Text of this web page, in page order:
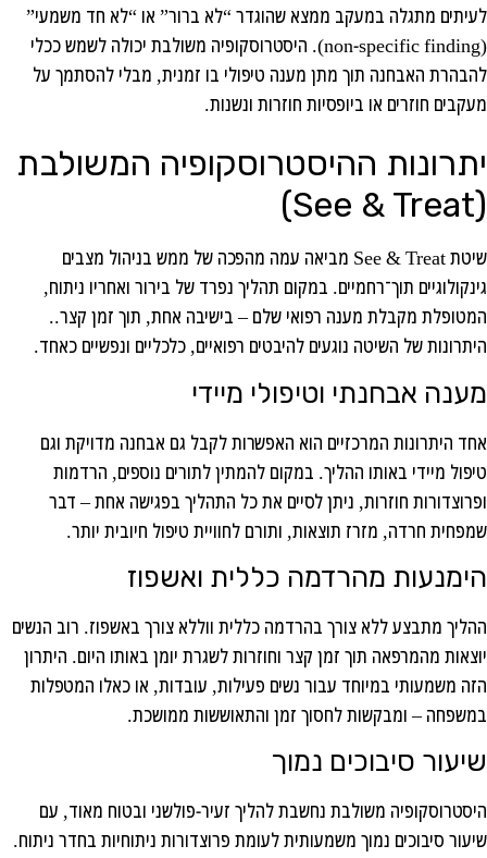
לעיתים מתגלה במעקב ממצא שהוגדר “לא ברור” או “לא חד משמעי”
(non-specific finding). היסטרוסקופיה משולבת יכולה לשמש ככלי
להבהרת האבחנה תוך מתן מענה טיפולי בו זמנית, מבלי להסתמך על
מעקבים חוזרים או ביופסיות חוזרות ונשנות.
יתרונות ההיסטרוסקופיה המשולבת
(See & Treat)
שיטת See & Treat מביאה עמה מהפכה של ממש בניהול מצבים
גינקולוגיים תוך־רחמיים. במקום תהליך נפרד של בירור ואחריו ניתוח,
המטופלת מקבלת מענה רפואי שלם – בישיבה אחת, תוך זמן קצר..
היתרונות של השיטה נוגעים להיבטים רפואיים, כלכליים ונפשיים כאחד.
מענה אבחנתי וטיפולי מיידי
אחד היתרונות המרכזיים הוא האפשרות לקבל גם אבחנה מדויקת וגם
טיפול מיידי באותו ההליך. במקום להמתין לתורים נוספים, הרדמות
ופרוצדורות חוזרות, ניתן לסיים את כל התהליך בפגישה אחת – דבר
שמפחית חרדה, מזרז תוצאות, ותורם לחוויית טיפול חיובית יותר.
הימנעות מהרדמה כללית ואשפוז
ההליך מתבצע ללא צורך בהרדמה כללית ווללא צורך באשפוז. רוב הנשים
יוצאות מהמרפאה תוך זמן קצר וחוזרות לשגרת יומן באותו היום. היתרון
הזה משמעותי במיוחד עבור נשים פעילות, עובדות, או כאלו המטפלות
במשפחה – ומבקשות לחסוך זמן והתאוששות ממושכת.
שיעור סיבוכים נמוך
היסטרוסקופיה משולבת נחשבת להליך זעיר-פולשני ובטוח מאוד, עם
שיעור סיבוכים נמוך משמעותית לעומת פרוצדורות ניתוחיות בחדר ניתוח.